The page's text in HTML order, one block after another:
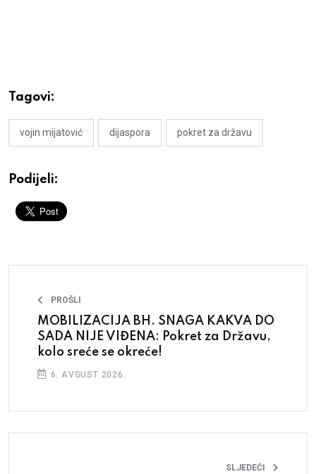
Tagovi:
vojin mijatović dijaspora pokret za državu
Podijeli:
PROŠLI
MOBILIZACIJA BH. SNAGA KAKVA DO
SADA NIJE VIĐENA: Pokret za Državu,
kolo sreće se okreće!
6. AVGUST 2026.
SLJEDEĆI